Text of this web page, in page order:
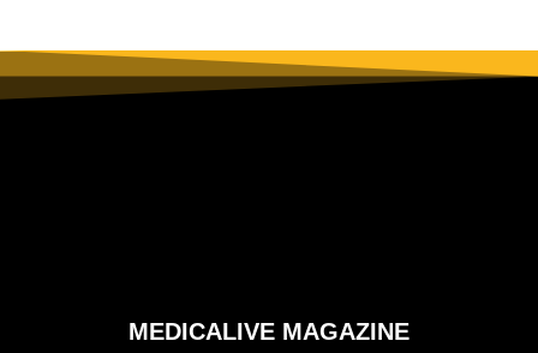
MEDICALIVE MAGAZINE